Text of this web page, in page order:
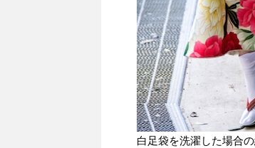
白足袋を洗濯した場合